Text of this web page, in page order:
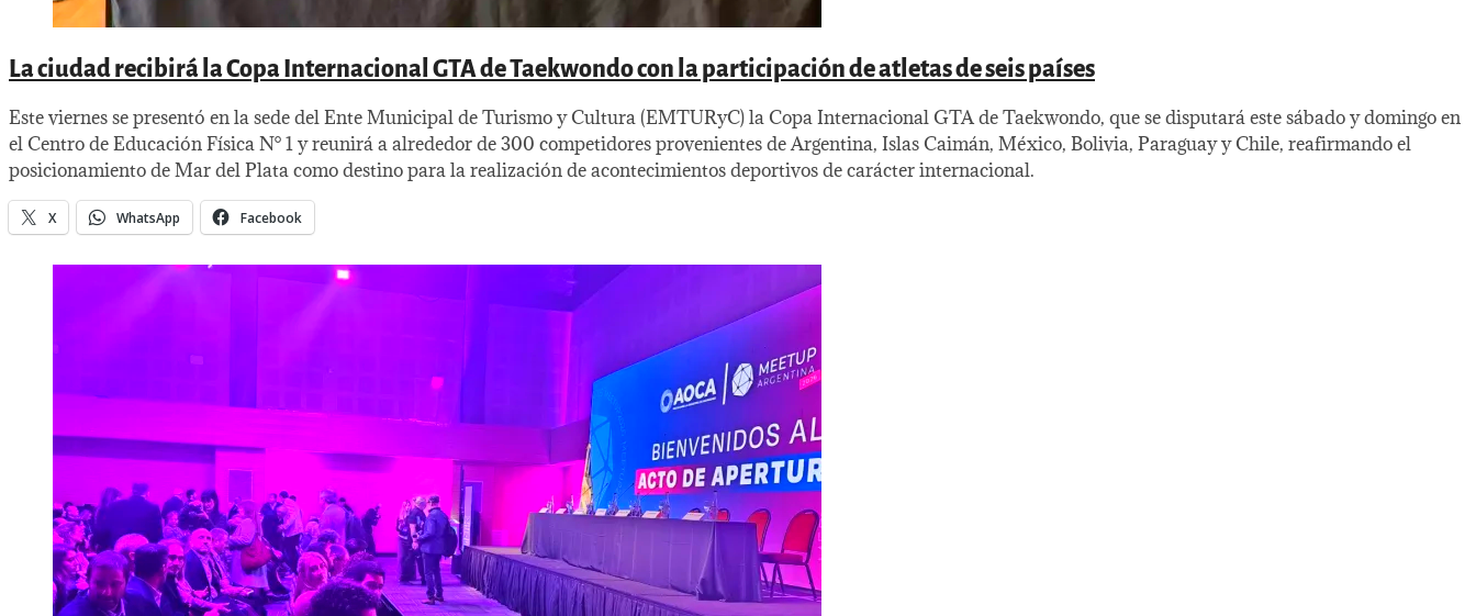
La ciudad recibirá la Copa Internacional GTA de Taekwondo con la participación de atletas de seis países
Este viernes se presentó en la sede del Ente Municipal de Turismo y Cultura (EMTURyC) la Copa Internacional GTA de Taekwondo, que se disputará este sábado y domingo en
el Centro de Educación Física N° 1 y reunirá a alrededor de 300 competidores provenientes de Argentina, Islas Caimán, México, Bolivia, Paraguay y Chile, reafirmando el
posicionamiento de Mar del Plata como destino para la realización de acontecimientos deportivos de carácter internacional.
X WhatsApp Facebook